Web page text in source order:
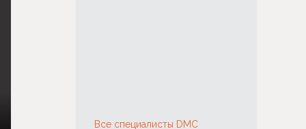
Все специалисты DMC